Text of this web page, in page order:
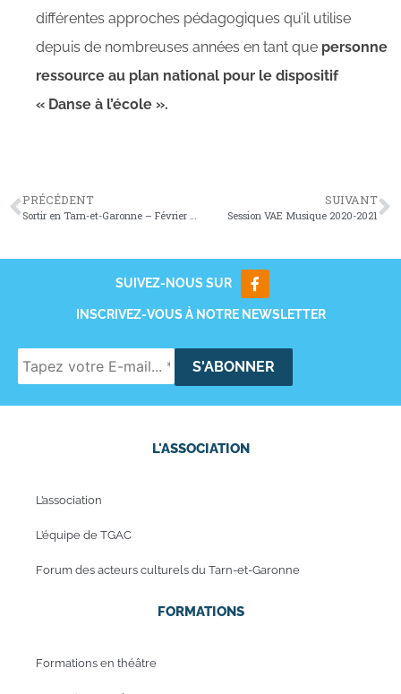
différentes approches pédagogiques qu’il utilise
depuis de nombreuses années en tant que personne
ressource au plan national pour le dispositif
« Danse à l’école ».
PRÉCÉDENT
Sortir en Tarn-et-Garonne – Février 2020
SUIVANT
Session VAE Musique 2020-2021
SUIVEZ-NOUS SUR
INSCRIVEZ-VOUS À NOTRE NEWSLETTER
L'ASSOCIATION
L’association
L’équipe de TGAC
Forum des acteurs culturels du Tarn-et-Garonne
FORMATIONS
Formations en théâtre